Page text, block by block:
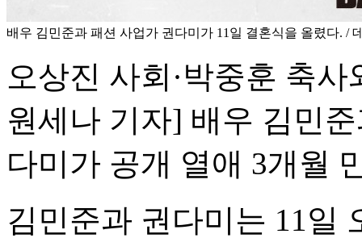
배우 김민준과 패션 사업가 권다미가 11일 결혼식을 올렸다. /
오상진 사회·박중훈 축사
원세나 기자] 배우 김민
다미가 공개 열애 3개월
김민준과 권다미는 11일